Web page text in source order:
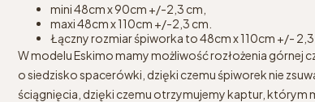
mini 48cm x 90cm +/-2,3 cm,
maxi 48cm x 110cm +/-2,3 cm.
Łączny rozmiar śpiworka to 48cm x 110cm +/- 2,3
W modelu Eskimo mamy możliwość rozłożenia górnej
o siedzisko spacerówki, dzięki czemu śpiworek nie
ściągnięcia, dzięki czemu otrzymujemy kaptur, którym